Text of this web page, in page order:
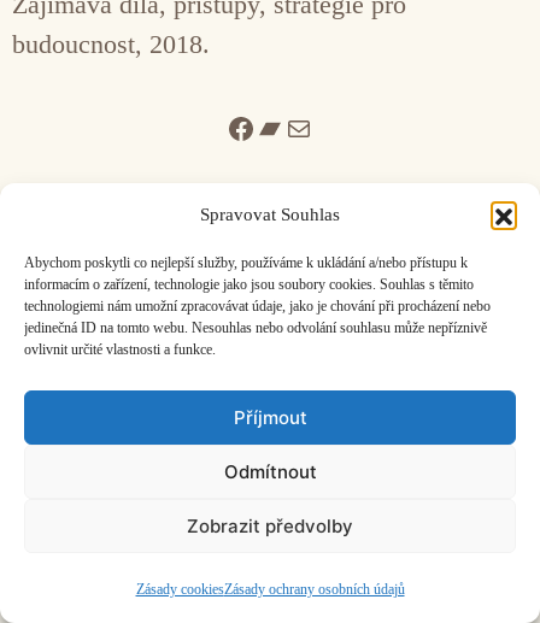
Spravovat Souhlas
Abychom poskytli co nejlepší služby, používáme k ukládání a/nebo přístupu k
informacím o zařízení, technologie jako jsou soubory cookies. Souhlas s těmito
technologiemi nám umožní zpracovávat údaje, jako je chování při procházení nebo
jedinečná ID na tomto webu. Nesouhlas nebo odvolání souhlasu může nepříznivě
ovlivnit určité vlastnosti a funkce.
Příjmout
Odmítnout
Zobrazit předvolby
Zásady cookiesZásady ochrany osobních údajů
budoucnost, 2018.
Facebook
Bandcamp
Mail
ČASOPIS O JINÉ HUDBĚ | vydáváHudební informační středisko
založeno 2001 | Kontaktujte nás: info@hisvoice.cz
©2026 HISvoice – design a admin
Atelier Dokument